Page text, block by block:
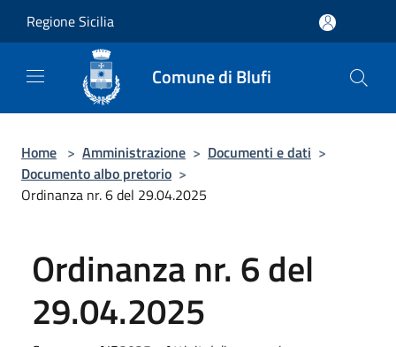
Regione Sicilia
Comune di Blufi
Home > Amministrazione > Documenti e dati >
Documento albo pretorio >
Ordinanza nr. 6 del 29.04.2025
Ordinanza nr. 6 del
29.04.2025